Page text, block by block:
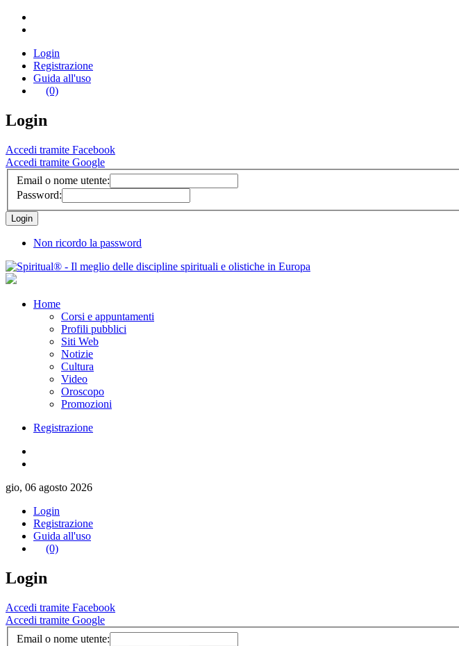
Login
Registrazione
Guida all'uso
(0)
Login
Accedi tramite Facebook
Accedi tramite Google
Email o nome utente:
Password:
Non ricordo la password
Home
Corsi e appuntamenti
Profili pubblici
Siti Web
Notizie
Cultura
Video
Oroscopo
Promozioni
Registrazione
gio, 06 agosto 2026
Login
Registrazione
Guida all'uso
(0)
Login
Accedi tramite Facebook
Accedi tramite Google
Email o nome utente: